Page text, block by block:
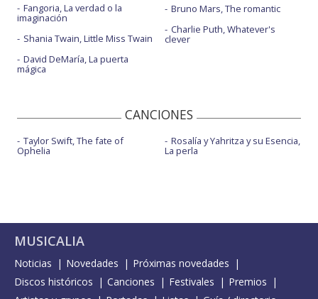
Fangoria, La verdad o la
imaginación
Shania Twain, Little Miss Twain
David DeMaría, La puerta
mágica
Bruno Mars, The romantic
Charlie Puth, Whatever's
clever
CANCIONES
Taylor Swift, The fate of
Ophelia
Rosalía y Yahritza y su Esencia,
La perla
MUSICALIA
Noticias Novedades
Próximas novedades
Discos históricos
Canciones Festivales
Premios